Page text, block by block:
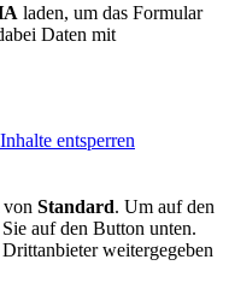
laden, um das Formular
Daten mit
entsperren
von Standard. Um auf den
auf den Button unten.
weitergegeben